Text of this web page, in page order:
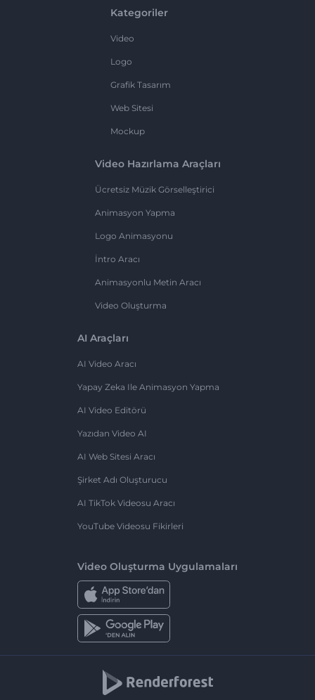
Kategoriler
Video
Logo
Grafik Tasarım
Web Sitesi
Mockup
Video Hazırlama Araçları
Ücretsiz Müzik Görselleştirici
Animasyon Yapma
Logo Animasyonu
İntro Aracı
Animasyonlu Metin Aracı
Video Oluşturma
AI Araçları
AI Video Aracı
Yapay Zeka Ile Animasyon Yapma
AI Video Editörü
Yazıdan Video AI
AI Web Sitesi Aracı
Şirket Adı Oluşturucu
AI TikTok Videosu Aracı
YouTube Videosu Fikirleri
Video Oluşturma Uygulamaları